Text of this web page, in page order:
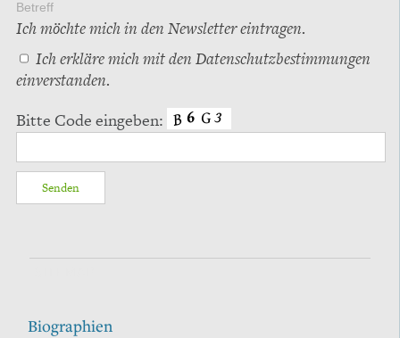
Betreff
Ich möchte mich in den Newsletter eintragen.
Ich erkläre mich mit den Datenschutzbestimmungen
einverstanden.
Bitte Code eingeben:
Biographien